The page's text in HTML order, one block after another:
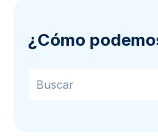
¿Cómo